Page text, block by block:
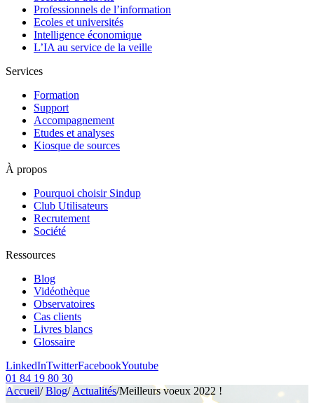
Professionnels de l’information
Ecoles et universités
Intelligence économique
L’IA au service de la veille
Services
Formation
Support
Accompagnement
Etudes et analyses
Kiosque de sources
À propos
Pourquoi choisir Sindup
Club Utilisateurs
Recrutement
Société
Ressources
Blog
Vidéothèque
Observatoires
Cas clients
Livres blancs
Glossaire
LinkedInTwitterFacebookYoutube
01 84 19 80 30
Accueil/ Blog/ Actualités/Meilleurs voeux 2022 !